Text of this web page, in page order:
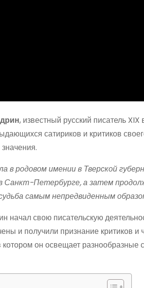
, известный русский писатель
сатириков и критиков
родовом имении в Тверской
Санкт-Петербурге, а затем
самым непредвиденным
свою писательскую
и получили признание критиков
он освещает